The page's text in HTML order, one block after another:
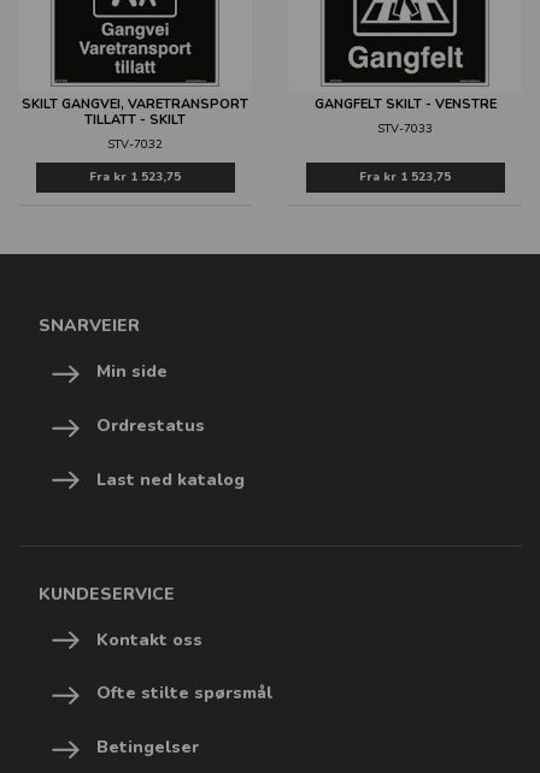
SKILT GANGVEI, VARETRANSPORT
TILLATT - SKILT
STV-7032
Fra kr 1 523,75
GANGFELT SKILT - VENSTRE
STV-7033
Fra kr 1 523,75
SNARVEIER
Min side
Ordrestatus
Last ned katalog
KUNDESERVICE
Kontakt oss
Ofte stilte spørsmål
Betingelser